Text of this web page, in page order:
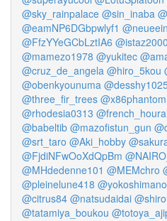
@sky_rainpalace @sin_inaba
@eamNP6DGbpwlyf1
@FfzYYeGCbLztIA6 @istaz2000
@mamezo1978 @yukitec
@cruz_de_angela @hiro_5kou
@obenkyounuma @desshy1025
@three_fir_trees @x86phantom
@rhodesia0313
@babeltib @mazofistun_gun
@srt_taro @Aki_hobby
@FjdiNFwOoXdQpBm
@MHdedenne101 @MEMchro
@pleinelune418
@citrus84 @natsudaidai
@tatamiya_boukou